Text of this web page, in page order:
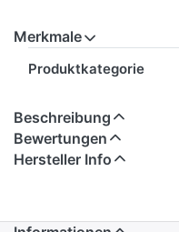
Merkmale
Produktkategorie
Beschreibung
Bewertungen
Hersteller Info